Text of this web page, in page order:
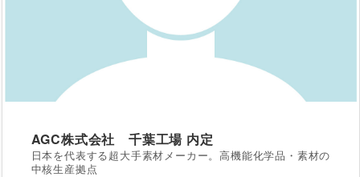
AGC株式会社 千葉工場 内定
日本を代表する超大手素材メーカー。高機能化学品・素材の
中核生産拠点